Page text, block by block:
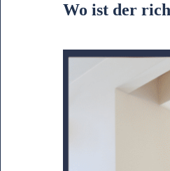
Wo ist der